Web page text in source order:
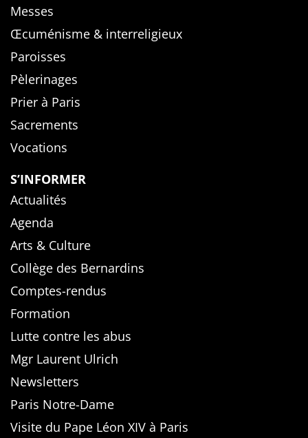
Messes
Œcuménisme & interreligieux
Paroisses
Pèlerinages
Prier à Paris
Sacrements
Vocations
S’INFORMER
Actualités
Agenda
Arts & Culture
Collège des Bernardins
Comptes-rendus
Formation
Lutte contre les abus
Mgr Laurent Ulrich
Newsletters
Paris Notre-Dame
Visite du Pape Léon XIV à Paris